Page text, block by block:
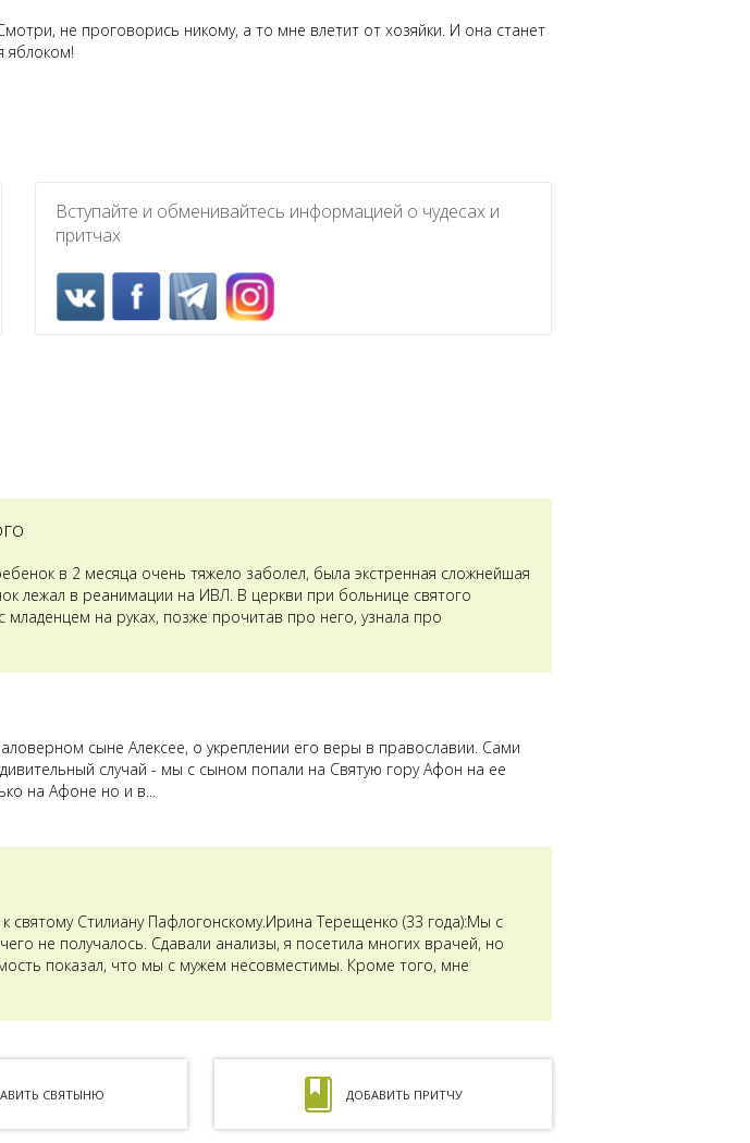
не проговорись никому, а то мне влетит от хозяйки. И она станет
яблоком!
Вступайте и обменивайтесь информацией о чудесах и
притчах
в 2 месяца очень тяжело заболел, была экстренная сложнейшая
лежал в реанимации на ИВЛ. В церкви при больнице святого
на руках, позже прочитав про него, узнала про
сыне Алексее, о укреплении его веры в православии. Сами
случай - мы с сыном попали на Святую гору Афон на ее
на Афоне но и в...
Стилиану Пафлогонскому.Ирина Терещенко (33 года):Мы с
не получалось. Сдавали анализы, я посетила многих врачей, но
показал, что мы с мужем несовместимы. Кроме того, мне
СВЯТЫНЮ ДОБАВИТЬ ПРИТЧУ